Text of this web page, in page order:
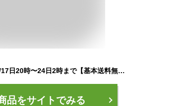
期間限定ポイント4倍/17日20時〜24日2時まで【基本送料無料/大型宅配商品】直販限定品 アルインコ直営店 ALINCOAFR2316 ランニングマシン 2316ウォーカー ランナーマシーン ウォーキング ダイエット
品をサイトでみる